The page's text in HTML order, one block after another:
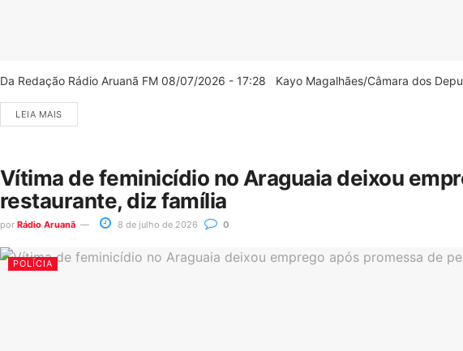
Da Redação Rádio Aruanã FM 08/07/2026 - 17:28 Kayo Magalhães/Câmara dos
LEIA MAIS
Vítima de feminicídio no Araguaia deixou
restaurante, diz família
por Rádio Aruanã 8 de julho de 2026 0
POLÍCIA